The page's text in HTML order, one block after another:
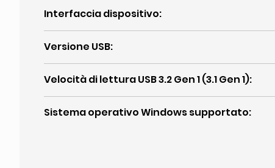
Interfaccia dispositivo:
Versione USB:
Velocità di lettura USB 3.2 Gen 1 (3.1 Gen 1):
Sistema operativo Windows supportato: